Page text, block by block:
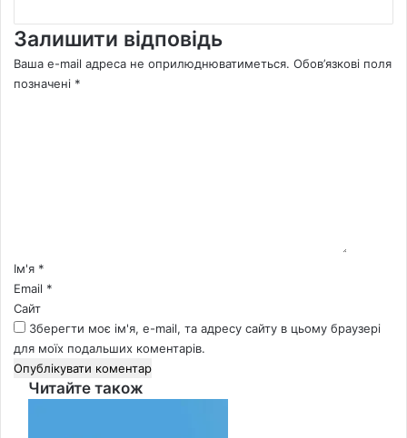
Залишити відповідь
Ваша e-mail адреса не оприлюднюватиметься. Обов’язкові поля
позначені *
*Ім'я *
Email *
Сайт
Зберегти моє ім'я, e-mail, та адресу сайту в цьому браузері
для моїх подальших коментарів.
Читайте також